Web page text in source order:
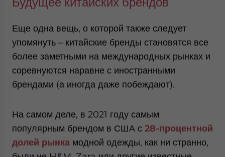
Еще одна вещь, о которой также следует
упомянуть – китайские бренды становятся все
более заметными на международных рынках и
соревнуются наравне с иностранными
брендами (а иногда даже побеждают).
На самом деле, в 2021 году самым
популярным брендом в США с 28-процентной
долей рынка модной одежды, как ни странно,